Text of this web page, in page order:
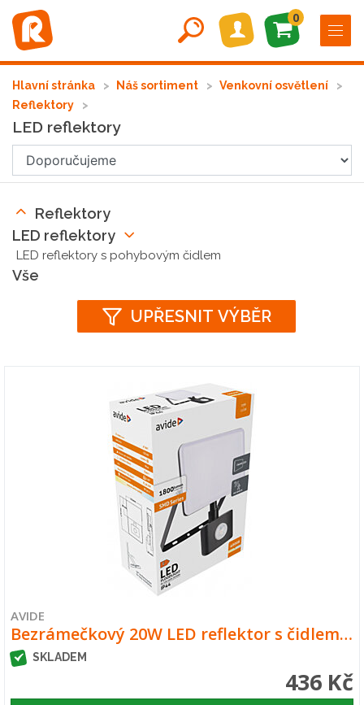
0
Hlavní stránka Náš sortiment
Venkovní osvětlení
Reflektory
LED reflektory
Reflektory
LED reflektory
LED reflektory s pohybovým čidlem
Vše
UPŘESNIT VÝBĚR
AVIDE
Bezrámečkový 20W LED reflektor s čidlem…
SKLADEM
436 Kč